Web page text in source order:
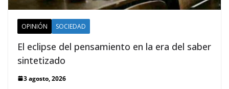
OPINIÓN SOCIEDAD
El eclipse del pensamiento en la era del saber
sintetizado
3 agosto, 2026